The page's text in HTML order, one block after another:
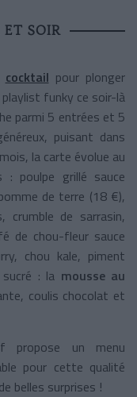
SOIR
cocktail pour plonger
playlist funky ce soir-là
parmi 5 entrées et 5
puisant dans
la carte évolue au
poulpe grillé sauce
de terre (18 €),
crumble de sarrasin,
de chou-fleur sauce
chou kale, piment
: la mousse au
coulis chocolat et
un menu
pour cette qualité
belles surprises !